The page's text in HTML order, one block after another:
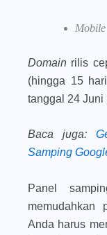
Mobile
Domain rilis
(hingga 15
tanggal 24 Juni
Baca juga:
Samping
Panel
memudahkan
Anda harus